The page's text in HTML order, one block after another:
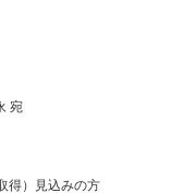
宛
得）見込みの方